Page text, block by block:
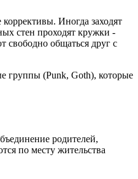
Иногда заходят
стен проходят кружки -
свободно общаться друг с
группы (Punk, Goth), которые
родителей,
по месту жительства